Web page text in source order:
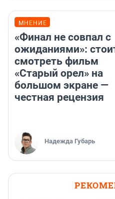
МНЕНИЕ
«Финал не совпал с
ожиданиями»:
смотреть фильм
«Старый орел» на
большом экране —
честная рецензия
Надежда Губарь